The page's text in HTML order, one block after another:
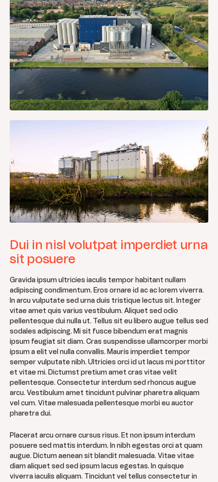
Dui in nisl volutpat imperdiet urna
sit posuere
Gravida ipsum ultricies iaculis tempor habitant nullam
adipiscing condimentum. Eros ornare id ac ac lorem viverra.
In arcu vulputate sed urna duis tristique lectus sit. Integer
vitae amet quis varius vestibulum. Aliquet sed odio
pellentesque dui nulla ut. Tellus sit eu libero augue tellus sed
sodales adipiscing. Mi sit fusce bibendum erat magnis
ipsum feugiat sit diam. Cras suspendisse ullamcorper morbi
ipsum a elit vel nulla convallis. Mauris imperdiet tempor
semper vulputate nibh. Ultricies orci id ut lacus mi porttitor
et vitae mi. Dictumst pretium amet cras vitae velit
pellentesque. Consectetur interdum sed rhoncus augue
arcu. Vestibulum amet tincidunt pulvinar pharetra aliquam
vel cum. Vitae malesuada pellentesque morbi eu auctor
pharetra dui.
Placerat arcu ornare cursus risus. Et non ipsum interdum
posuere sed mattis interdum. In nibh egestas orci at quam
augue. Dictum aenean sit blandit malesuada. Vitae vitae
diam aliquet sed sed ipsum lacus egestas. In quisque
viverra iaculis aliquam. Tincidunt vel tellus consectetur in